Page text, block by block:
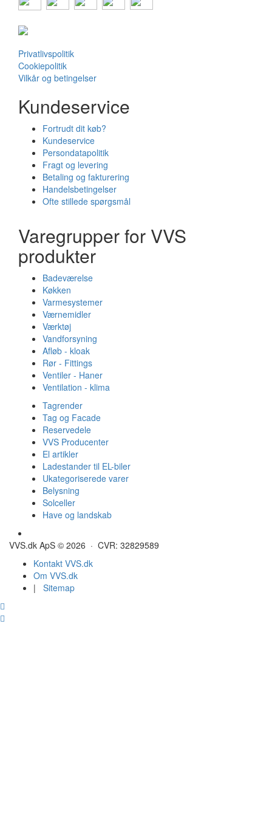
Privatlivspolitik
Cookiepolitik
Vilkår og betingelser
Kundeservice
Fortrudt dit køb?
Kundeservice
Persondatapolitik
Fragt og levering
Betaling og fakturering
Handelsbetingelser
Ofte stillede spørgsmål
Varegrupper for VVS
produkter
Badeværelse
Køkken
Varmesystemer
Værnemidler
Værktøj
Vandforsyning
Afløb - kloak
Rør - Fittings
Ventiler - Haner
Ventilation - klima
Tagrender
Tag og Facade
Reservedele
VVS Producenter
El artikler
Ladestander til EL-biler
Ukategoriserede varer
Belysning
Solceller
Have og landskab
VVS.dk ApS © 2026 · CVR: 32829589
Kontakt VVS.dk
Om VVS.dk
| Sitemap